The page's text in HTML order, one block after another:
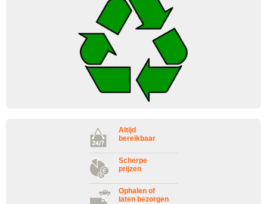
Altijd
bereikbaar
Scherpe
prijzen
Ophalen of
laten bezorgen